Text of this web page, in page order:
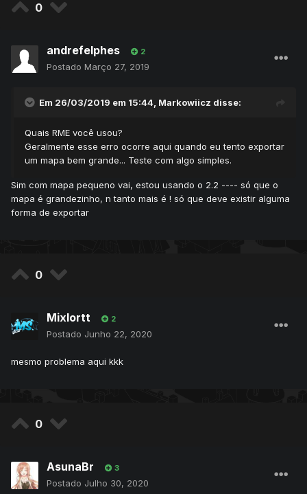
0
andrefelphes 2
Postado Março 27, 2019
Em 26/03/2019 em 15:44, Markowiicz disse:
Quais RME você usou?
Geralmente esse erro ocorre aqui quando eu tento exportar
um mapa bem grande... Teste com algo simples.
Sim com mapa pequeno vai, estou usando o 2.2 ---- só que o
mapa é grandezinho, n tanto mais é ! só que deve existir alguma
forma de exportar
0
Mixlortt 2
Postado Junho 22, 2020
mesmo problema aqui kkk
0
AsunaBr 3
Postado Julho 30, 2020